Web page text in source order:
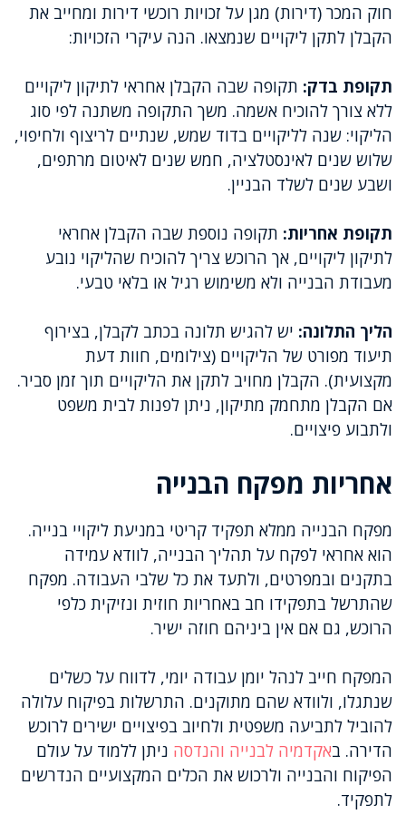
חוק המכר (דירות) מגן על זכויות רוכשי דירות ומחייב את
הקבלן לתקן ליקויים שנמצאו. הנה עיקרי הזכויות:
תקופת בדק: תקופה שבה הקבלן אחראי לתיקון ליקויים
ללא צורך להוכיח אשמה. משך התקופה משתנה לפי סוג
הליקוי: שנה לליקויים בדוד שמש, שנתיים לריצוף ולחיפוי,
שלוש שנים לאינסטלציה, חמש שנים לאיטום מרתפים,
ושבע שנים לשלד הבניין.
תקופת אחריות: תקופה נוספת שבה הקבלן אחראי
לתיקון ליקויים, אך הרוכש צריך להוכיח שהליקוי נובע
מעבודת הבנייה ולא משימוש רגיל או בלאי טבעי.
הליך התלונה: יש להגיש תלונה בכתב לקבלן, בצירוף
תיעוד מפורט של הליקויים (צילומים, חוות דעת
מקצועית). הקבלן מחויב לתקן את הליקויים תוך זמן סביר.
אם הקבלן מתחמק מתיקון, ניתן לפנות לבית משפט
ולתבוע פיצויים.
אחריות מפקח הבנייה
מפקח הבנייה ממלא תפקיד קריטי במניעת ליקויי בנייה.
הוא אחראי לפקח על תהליך הבנייה, לוודא עמידה
בתקנים ובמפרטים, ולתעד את כל שלבי העבודה. מפקח
שהתרשל בתפקידו חב באחריות חוזית ונזיקית כלפי
הרוכש, גם אם אין ביניהם חוזה ישיר.
המפקח חייב לנהל יומן עבודה יומי, לדווח על כשלים
שנתגלו, ולוודא שהם מתוקנים. התרשלות בפיקוח עלולה
להוביל לתביעה משפטית ולחיוב בפיצויים ישירים לרוכש
הדירה. באקדמיה לבנייה והנדסה ניתן ללמוד על עולם
הפיקוח והבנייה ולרכוש את הכלים המקצועיים הנדרשים
לתפקיד.